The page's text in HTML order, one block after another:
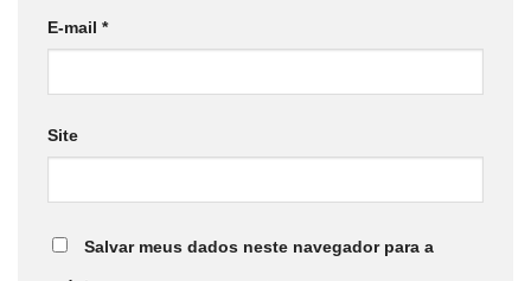
E-mail *
Site
Salvar meus dados neste navegador para a